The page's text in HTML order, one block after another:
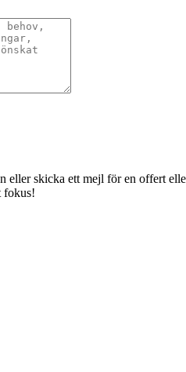
skicka ett mejl för en offert
fokus!